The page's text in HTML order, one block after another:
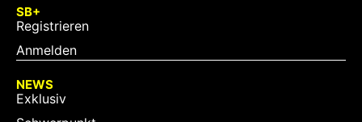
SB+
Registrieren
Anmelden
NEWS
Exklusiv